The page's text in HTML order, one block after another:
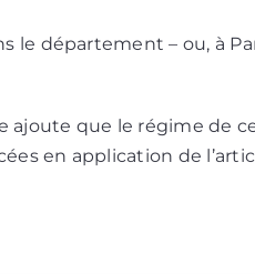
le département – ou, à
ajoute que le régime de
en application de